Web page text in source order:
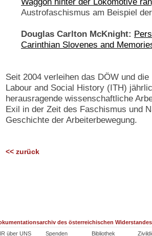
Austrofaschismus am Beispiel
Douglas Carlton McKnight:
Carinthian Slovenes and
Seit 2004 verleihen das DÖW und
Labour and Social History (ITH)
herausragende wissenschaftliche
Exil in der Zeit des Faschismus und
Geschichte der Arbeiterbewegung.
<< zurück
des österreichischen Widerstandes
über UNS
Spenden
Bibliothek